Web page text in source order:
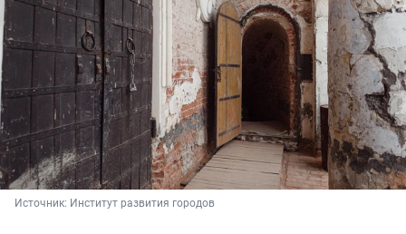
Источник: Институт развития городов